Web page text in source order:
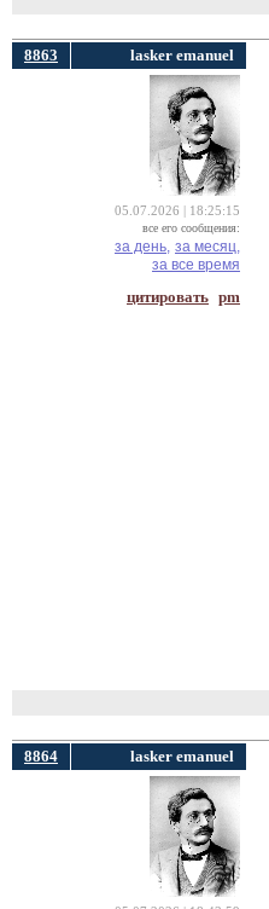
8863 lasker emanuel
05.07.2026 | 18:25:15
все его сообщения:
за день, за месяц,
за все время
цитировать pm
8864 lasker emanuel